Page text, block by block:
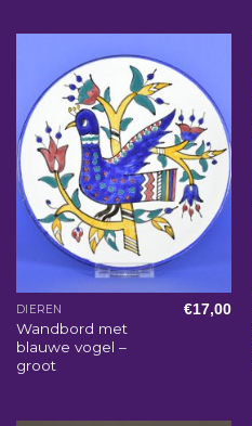
DIEREN
Wandbord met
blauwe vogel –
groot
€17,00